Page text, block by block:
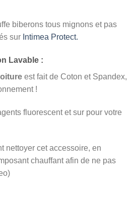
biberons tous mignons et pas
sur Intimea Protect.
Lavable :
est fait de Coton et Spandex,
!
fluorescent et sur pour votre
nettoyer cet accessoire, en
chauffant afin de ne pas